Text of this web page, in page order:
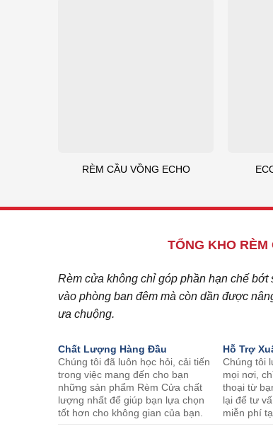
RÈM CẦU VỒNG ECHO
TỔNG KHO RÈM
Rèm cửa không chỉ góp phần hạn chế
vào phòng ban đêm mà còn dần được
ưa chuộng.
Chất Lượng Hàng Đầu
Chúng tôi đã luôn học hỏi, cải tiến
trong việc mang đến cho bạn
những sản phẩm Rèm Cửa chất
lượng nhất để giúp bạn lựa chọn
tốt hơn cho không gian của bạn.
Hỗ Trợ
Chúng tôi
mọi nơi,
thoại từ
lại để tư
miễn phí